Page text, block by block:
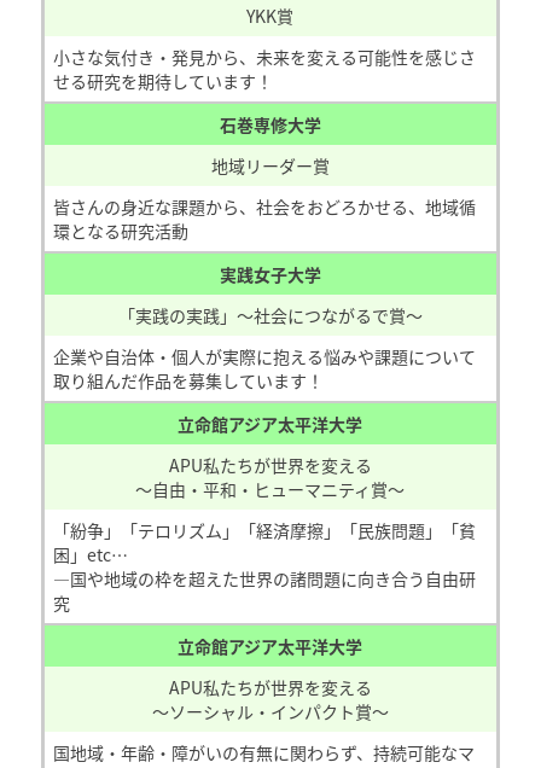
YKK賞
小さな気付き・発見から、未来を変える可能性を感じさ
せる研究を期待しています！
石巻専修大学
地域リーダー賞
皆さんの身近な課題から、社会をおどろかせる、地域循
環となる研究活動
実践女子大学
「実践の実践」～社会につながるで賞～
企業や自治体・個人が実際に抱える悩みや課題について
取り組んだ作品を募集しています！
立命館アジア太平洋大学
APU私たちが世界を変える
～自由・平和・ヒューマニティ賞～
「紛争」「テロリズム」「経済摩擦」「民族問題」「貧
困」etc…
―国や地域の枠を超えた世界の諸問題に向き合う自由研
究
立命館アジア太平洋大学
APU私たちが世界を変える
～ソーシャル・インパクト賞～
国地域・年齢・障がいの有無に関わらず、持続可能なマ